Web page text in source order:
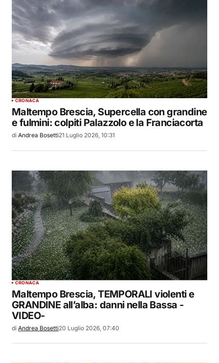
CRONACA
Maltempo Brescia, Supercella con grandine
e fulmini: colpiti Palazzolo e la Franciacorta
di Andrea Bosetti21 Luglio 2026, 10:31
CRONACA
Maltempo Brescia, TEMPORALI violenti e
GRANDINE all’alba: danni nella Bassa -
VIDEO-
di Andrea Bosetti20 Luglio 2026, 07:40